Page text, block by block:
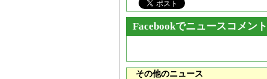
Facebookでニュースコメン
その他のニュース